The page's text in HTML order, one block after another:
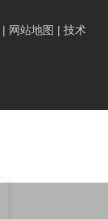
| 网站地图 | 技术